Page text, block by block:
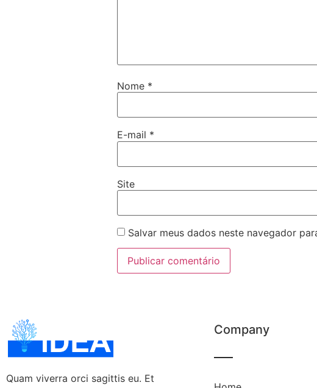
Nome *
E-mail *
Site
Salvar meus dados neste navegador
Quam viverra orci sagittis eu. Et
Company